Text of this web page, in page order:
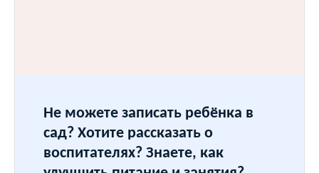
Не можете записать ребёнка в
сад? Хотите рассказать о
воспитателях? Знаете, как